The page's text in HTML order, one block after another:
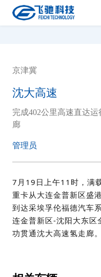
京津冀
沈大高速
完成402公里高速直达
廊
管理员
7月19日上午11时，满
重卡从大连金普新区盛
到达采埃孚伦福德汽车
连金普新区-沈阳大东
功贯通沈大高速氢走廊。